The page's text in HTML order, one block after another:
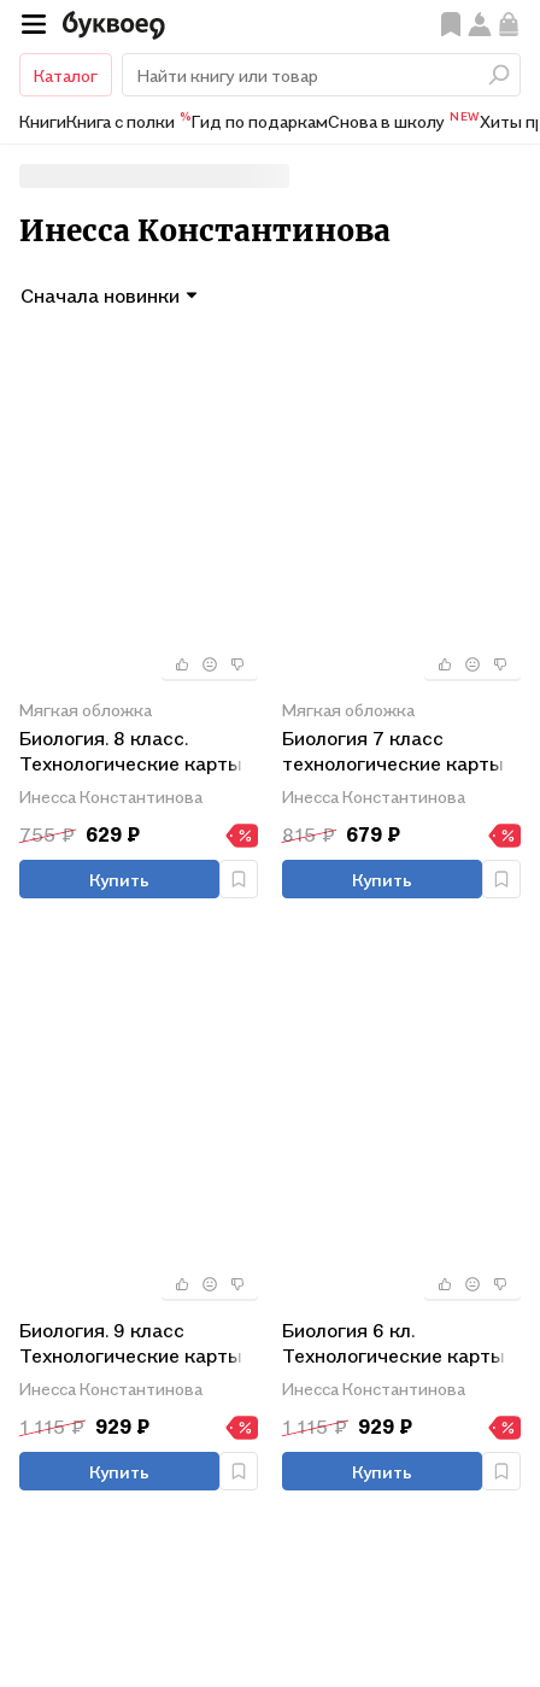
Каталог
КнигиКнига с полки %Гид по подаркамСнова в школу NEWХиты
Инесса Константинова
Сначала новинки
Мягкая обложка
Биология. 8 класс.
Технологические карты
уроков по учебнику Д. В.
Н. Беляева
Инесса Константинова
755 ₽ 629 ₽
Купить
Мягкая обложка
Биология 7 класс
технологические карты
уроков по учебнику В.В.
Инесса Константинова
815 ₽ 679 ₽
Купить
Биология. 9 класс
Технологические карты
уроков по учебнику М. Р.
Живой орган
Инесса Константинова
1 115 ₽ 929 ₽
Купить
Биология 6 кл.
Технологические карты
уроков по учебнику Н.И.
Константинова (ФГОС)
Инесса Константинова
1 115 ₽ 929 ₽
Купить